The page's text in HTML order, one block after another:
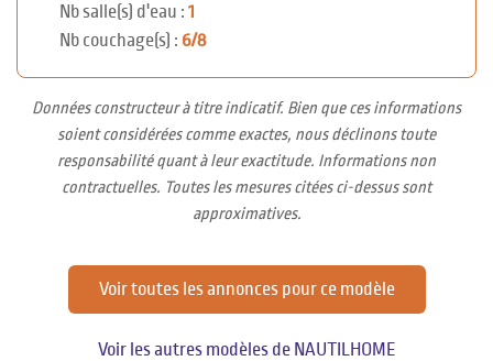
Nb salle(s) d'eau : 1
Nb couchage(s) : 6/8
Données constructeur à titre indicatif. Bien que ces informations
soient considérées comme exactes, nous déclinons toute
responsabilité quant à leur exactitude. Informations non
contractuelles. Toutes les mesures citées ci-dessus sont
approximatives.
Voir toutes les annonces pour ce modèle
Voir les autres modèles de NAUTILHOME